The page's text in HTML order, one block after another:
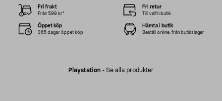
Playstation - Se alla produkter
Fri frakt
Från 599 kr*
Fri retur
Till valfri butik
Öppet köp
365 dagar öppet köp
Hämta i butik
Beställ online, från butikslager